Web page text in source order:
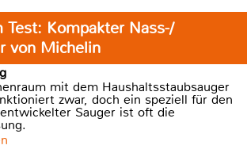
Test: Kompakter Nass-/
von Michelin
mit dem Haushaltsstaubsauger
zwar, doch ein speziell für den
Sauger ist oft die